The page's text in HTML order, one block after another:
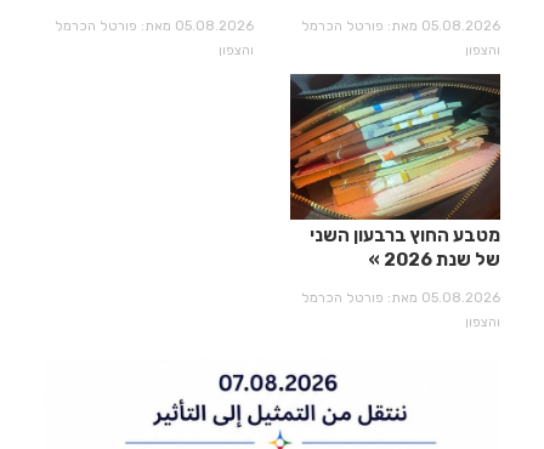
05.08.2026 מאת: פורטל הכרמל
והצפון
05.08.2026 מאת: פורטל הכרמל
והצפון
מטבע החוץ ברבעון השני
של שנת 2026
05.08.2026 מאת: פורטל הכרמל
והצפון